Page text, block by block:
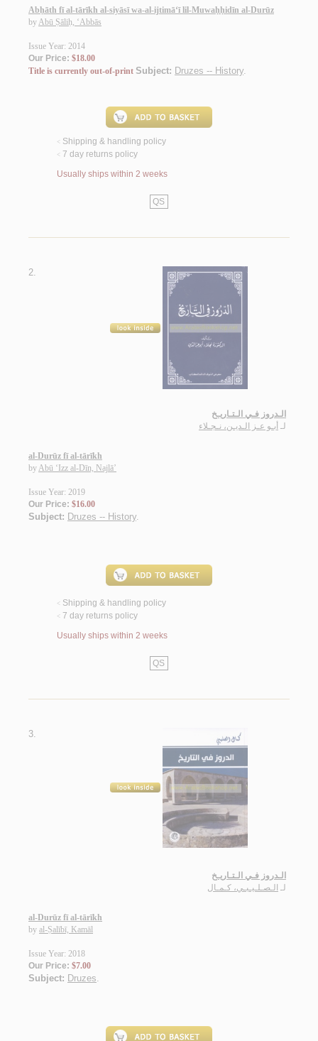
Abḥāth fī al-tārīkh al-siyāsī wa-al-ijtimā‘ī lil-Muwaḥḥidīn al-Durūz
byAbū Ṣāliḥ, ‘Abbās
Issue Year: 2014
Our Price: $18.00
Title is currently out-of-print Subject: Druzes -- History.
< Shipping & handling policy
< 7 day returns policy
Usually ships within 2 weeks
QS
2.
الـدروز فـي الـتـاريـخ
لـ أبـو عـز الـديـن، نـجـلاء
al-Durūz fī al-tārīkh
byAbū ‘Izz al-Dīn, Najlā’
Issue Year: 2019
Our Price: $16.00
Subject: Druzes -- History.
< Shipping & handling policy
< 7 day returns policy
Usually ships within 2 weeks
QS
3.
الـدروز فـي الـتـاريـخ
لـ الـصـلـيـبـي، كـمـال
al-Durūz fī al-tārīkh
by al-Ṣalībī, Kamāl
Issue Year: 2018
Our Price: $7.00
Subject: Druzes.